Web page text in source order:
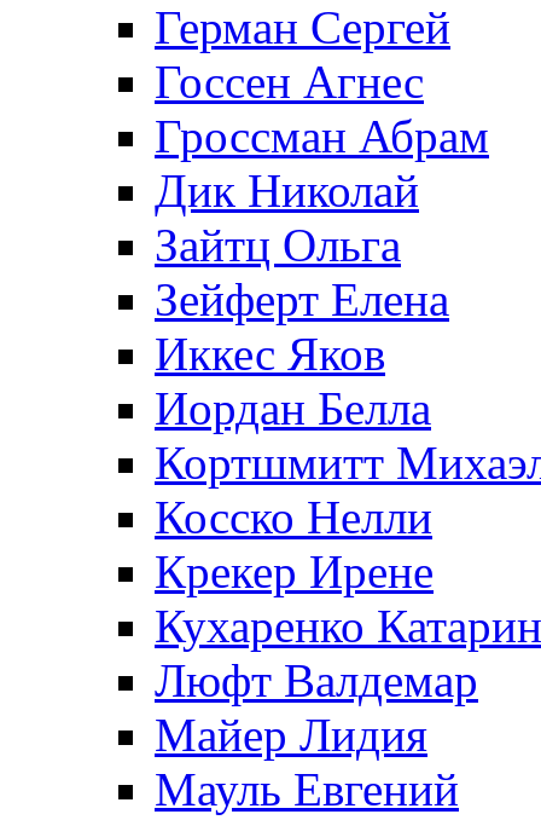
Герман Сергей
Госсен Агнес
Гроссман Абрам
Дик Николай
Зайтц Ольга
Зейферт Елена
Иккес Яков
Иордан Белла
Кортшмитт
Косско Нелли
Крекер Ирене
Кухаренко
Люфт Валдемaр
Майер Лидия
Мауль Евгений